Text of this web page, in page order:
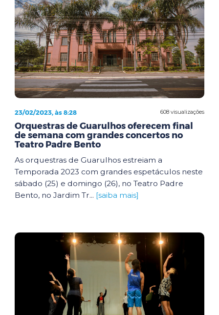
608 visualizações
23/02/2023, às 8:28
Orquestras de Guarulhos oferecem final
de semana com grandes concertos no
Teatro Padre Bento
As orquestras de Guarulhos estreiam a
Temporada 2023 com grandes espetáculos neste
sábado (25) e domingo (26), no Teatro Padre
Bento, no Jardim Tr... [saiba mais]